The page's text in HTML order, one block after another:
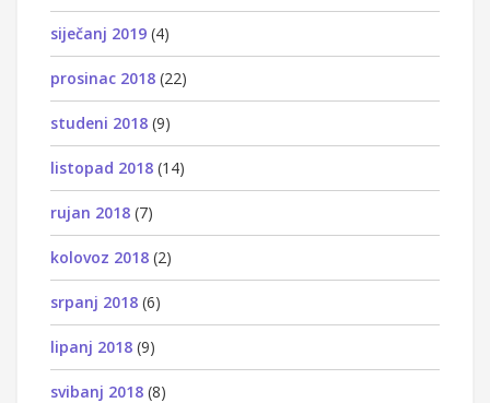
siječanj 2019 (4)
prosinac 2018 (22)
studeni 2018 (9)
listopad 2018 (14)
rujan 2018 (7)
kolovoz 2018 (2)
srpanj 2018 (6)
lipanj 2018 (9)
svibanj 2018 (8)